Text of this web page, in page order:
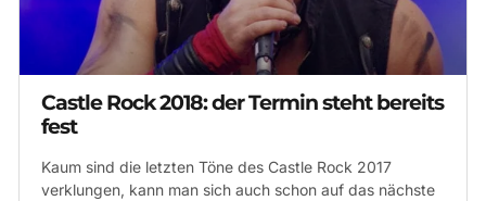
Castle Rock 2018: der Termin steht bereits
fest
Kaum sind die letzten Töne des Castle Rock 2017
verklungen, kann man sich auch schon auf das nächste